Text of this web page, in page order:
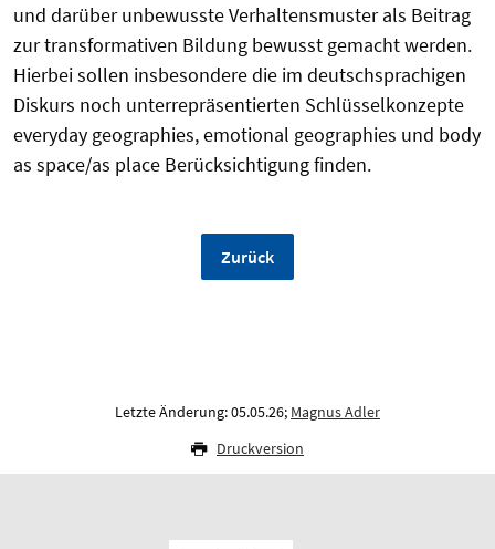
und darüber unbewusste Verhaltensmuster als Beitrag
zur transformativen Bildung bewusst gemacht werden.
Hierbei sollen insbesondere die im deutschsprachigen
Diskurs noch unterrepräsentierten Schlüsselkonzepte
everyday geographies, emotional geographies und body
as space/as place Berücksichtigung finden.
Zurück
Letzte Änderung: 05.05.26; Magnus Adler
Druckversion